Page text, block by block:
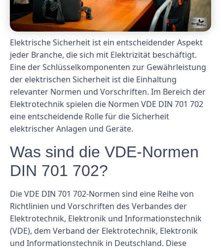
Elektrische Sicherheit ist ein entscheidender Aspekt
jeder Branche, die sich mit Elektrizität beschäftigt.
Eine der Schlüsselkomponenten zur Gewährleistung
der elektrischen Sicherheit ist die Einhaltung
relevanter Normen und Vorschriften. Im Bereich der
Elektrotechnik spielen die Normen VDE DIN 701 702
eine entscheidende Rolle für die Sicherheit
elektrischer Anlagen und Geräte.
Was sind die VDE-Normen
DIN 701 702?
Die VDE DIN 701 702-Normen sind eine Reihe von
Richtlinien und Vorschriften des Verbandes der
Elektrotechnik, Elektronik und Informationstechnik
(VDE), dem Verband der Elektrotechnik, Elektronik
und Informationstechnik in Deutschland. Diese